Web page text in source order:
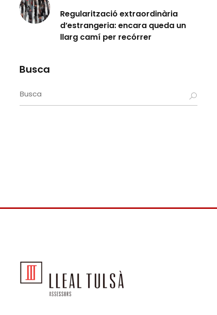
Regularització extraordinària
d’estrangeria: encara queda un
llarg camí per recórrer
Busca
Search
for: